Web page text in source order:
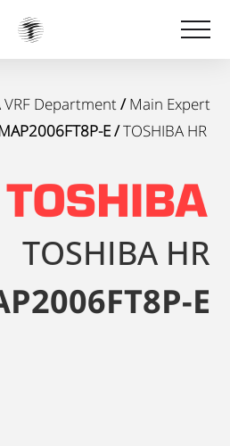
Main Expert
/
VRF Department
TOSHIBA HR
/ MMY-MAP2006FT8P-E
TOSHIBA HR
E